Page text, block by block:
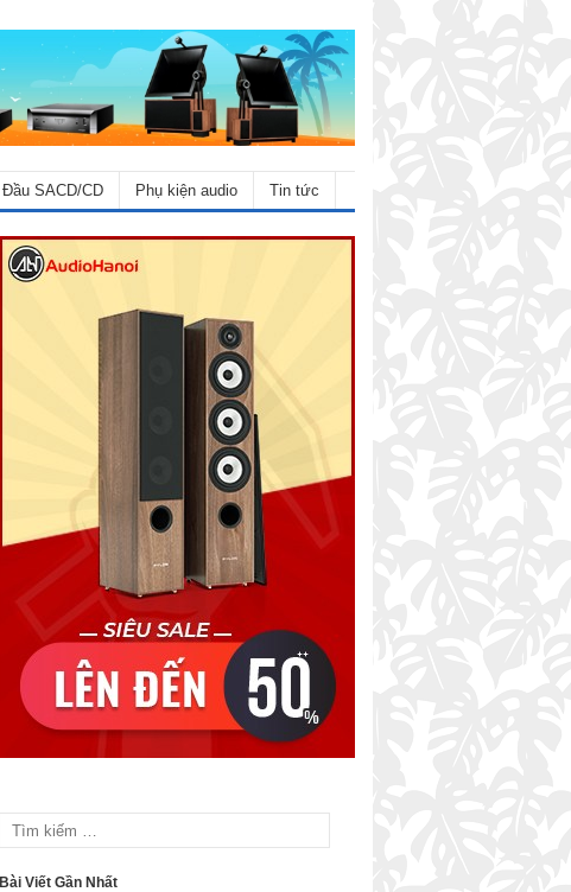
Đầu SACD/CD Phụ kiện audio Tin tức
Bài Viết Gần Nhất